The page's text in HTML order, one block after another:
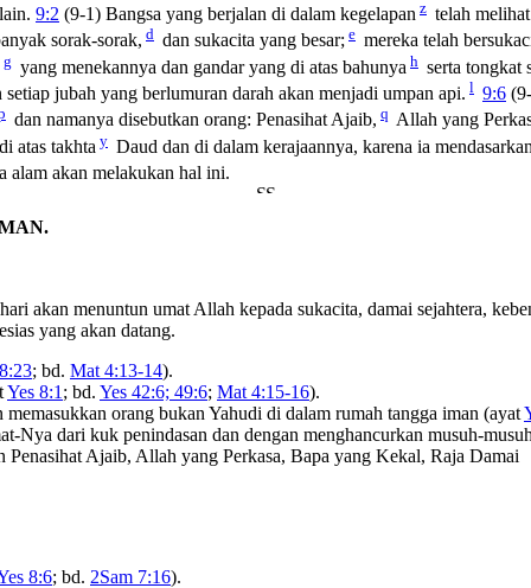
9:2 (9-1) Bangsa yang berjalan di dalam kegelapan z telah
sorak-sorak, d dan sukacita yang besar; e mereka telah
g yang menekannya dan gandar yang di atas bahunya h serta tongkat
jubah yang berlumuran darah akan menjadi umpan api. l 9:6
dan namanya disebutkan orang: Penasihat Ajaib, q Allah yang
atas takhta y Daud dan di dalam kerajaannya, karena ia
akan melakukan hal ini.
akan menuntun umat Allah kepada sukacita, damai sejahtera,
yang akan datang.
; bd. Mat 4:13-14).
Yes 8:1 ; bd. Yes 42:6; 49:6; Mat 4:15-16).
orang bukan Yahudi di dalam rumah tangga iman (ayat
Nya dari kuk penindasan dan dengan menghancurkan musuh-
Penasihat Ajaib, Allah yang Perkasa, Bapa yang Kekal, Raja Damai
8:6; bd. 2Sam 7:16).